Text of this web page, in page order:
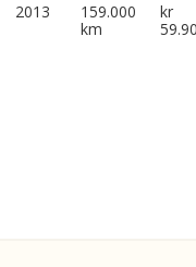
2013
159.000
km
kr